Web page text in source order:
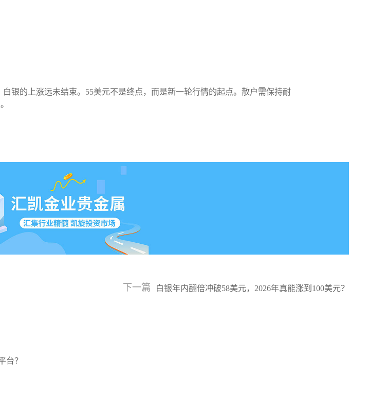
银的上涨远未结束。55美元不是终点，而是新一轮行情的起点。散户需保持耐
下一篇 白银年内翻倍冲破58美元，2026年真能涨到100美元？
台？